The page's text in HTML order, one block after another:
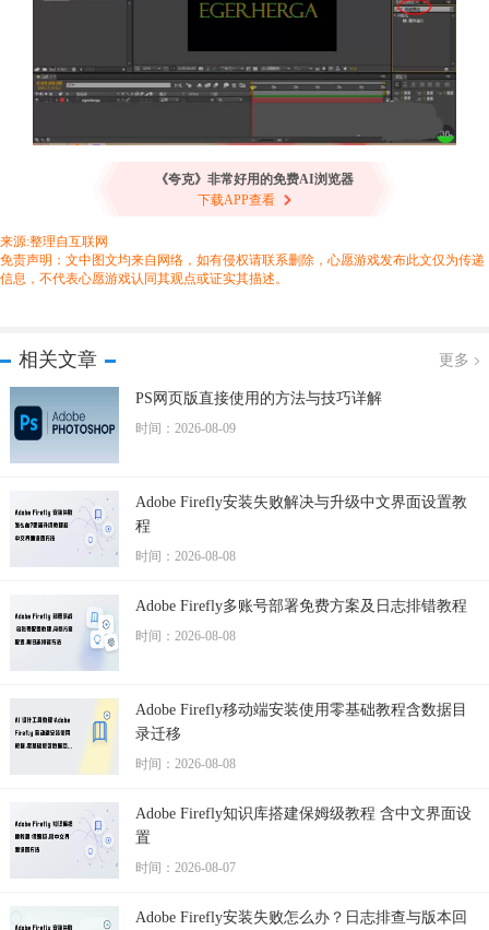
《夸克》非常好用的免费AI浏览器
下载APP查看
来源:整理自互联网
免责声明：文中图文均来自网络，如有侵权请联系删除，心愿游戏发布此文仅为传递
信息，不代表心愿游戏认同其观点或证实其描述。
相关文章 更多
PS网页版直接使用的方法与技巧详解
时间：2026-08-09
Adobe Firefly安装失败解决与升级中文界面设置教
程
时间：2026-08-08
Adobe Firefly多账号部署免费方案及日志排错教程
时间：2026-08-08
Adobe Firefly移动端安装使用零基础教程含数据目
录迁移
时间：2026-08-08
Adobe Firefly知识库搭建保姆级教程 含中文界面设
置
时间：2026-08-07
Adobe Firefly安装失败怎么办？日志排查与版本回